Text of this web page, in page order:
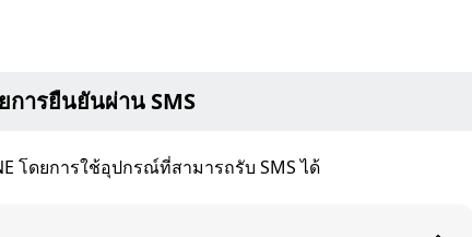
ารยืนยันผ่าน SMS
โดยการใช้อุปกรณ์ที่สามารถรับ SMS ได้